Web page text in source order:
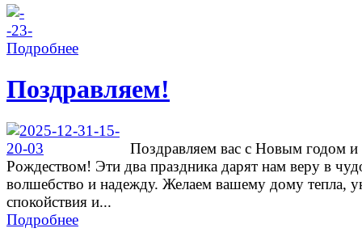
Подробнее
Поздравляем!
Поздравляем вас с Новым годом и
Рождеством! Эти два праздника дарят нам веру в
волшебство и надежду. Желаем вашему дому тепла,
спокойствия и...
Подробнее